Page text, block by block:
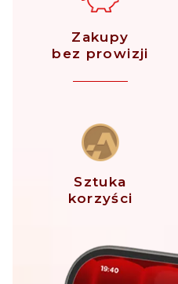
milionów” w reżyserii
działaczach podziemia, którzy
pieniądze, Paweł Domagała
Zakupy
bez prowizji
Sztuka
korzyści